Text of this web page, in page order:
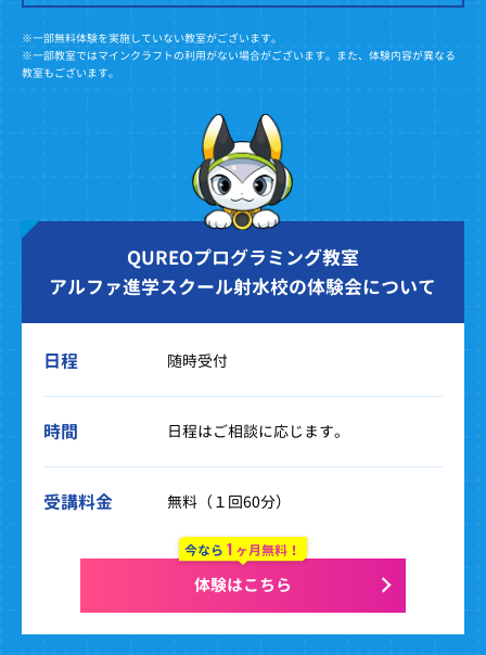
※一部無料体験を実施していない教室がございます。
※一部教室ではマインクラフトの利用がない場合がございます。また、体験内容が異なる
教室もございます。
QUREOプログラミング教室
アルファ進学スクール射水校の体験会について
日程 随時受付
時間 日程はご相談に応じます。
受講料金 無料（１回60分）
今なら1 ヶ月無料！
体験はこちら